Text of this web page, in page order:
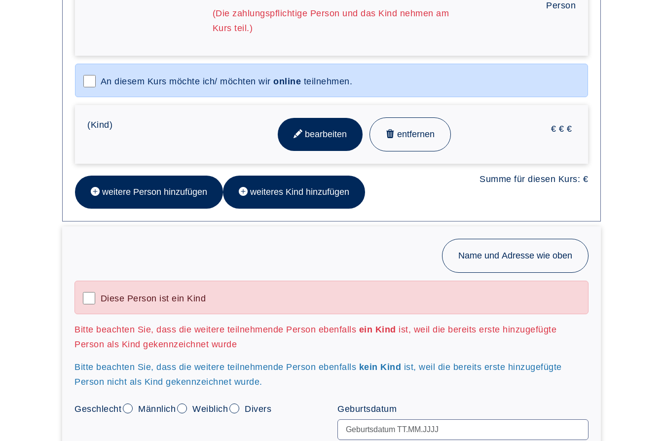
(Die zahlungspflichtige Person und das Kind nehmen am
Kurs teil.)
Person
An diesem Kurs möchte ich/ möchten wir online teilnehmen.
(Kind)
bearbeiten
entfernen
€ € €
Summe für diesen Kurs: €
weitere Person hinzufügen
weiteres Kind hinzufügen
Name und Adresse wie oben
Diese Person ist ein Kind
Bitte beachten Sie, dass die weitere teilnehmende Person ebenfalls ein Kind ist, weil die bereits erste hinzugefügte
Person als Kind gekennzeichnet wurde
Bitte beachten Sie, dass die weitere teilnehmende Person ebenfalls kein Kind ist, weil die bereits erste hinzugefügte
Person nicht als Kind gekennzeichnet wurde.
Geschlecht Männlich Weiblich Divers Geburtsdatum